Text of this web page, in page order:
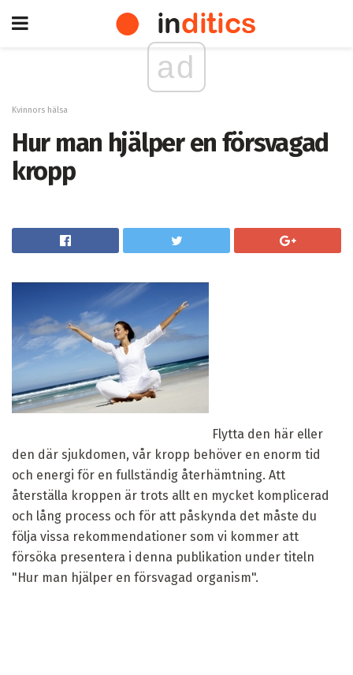
ad
Kvinnors hälsa
Hur man hjälper en försvagad
kropp
Flytta den här eller
den där sjukdomen, vår kropp behöver en enorm tid
och energi för en fullständig återhämtning. Att
återställa kroppen är trots allt en mycket komplicerad
och lång process och för att påskynda det måste du
följa vissa rekommendationer som vi kommer att
försöka presentera i denna publikation under titeln
"Hur man hjälper en försvagad organism".